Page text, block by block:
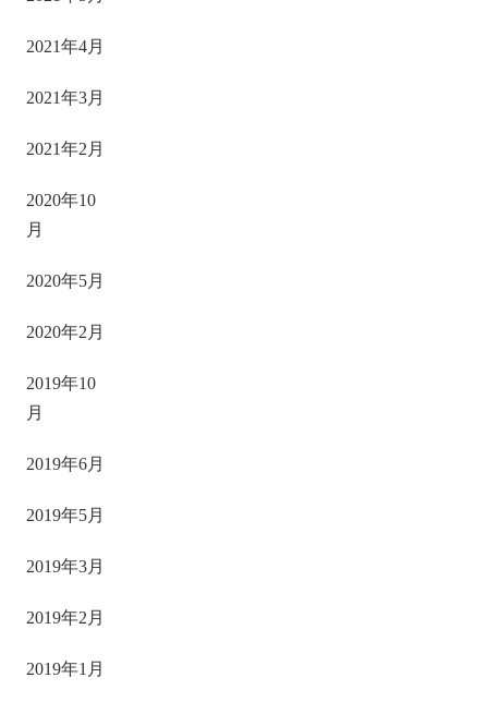
2021年4月
2021年3月
2021年2月
2020年10
月
2020年5月
2020年2月
2019年10
月
2019年6月
2019年5月
2019年3月
2019年2月
2019年1月